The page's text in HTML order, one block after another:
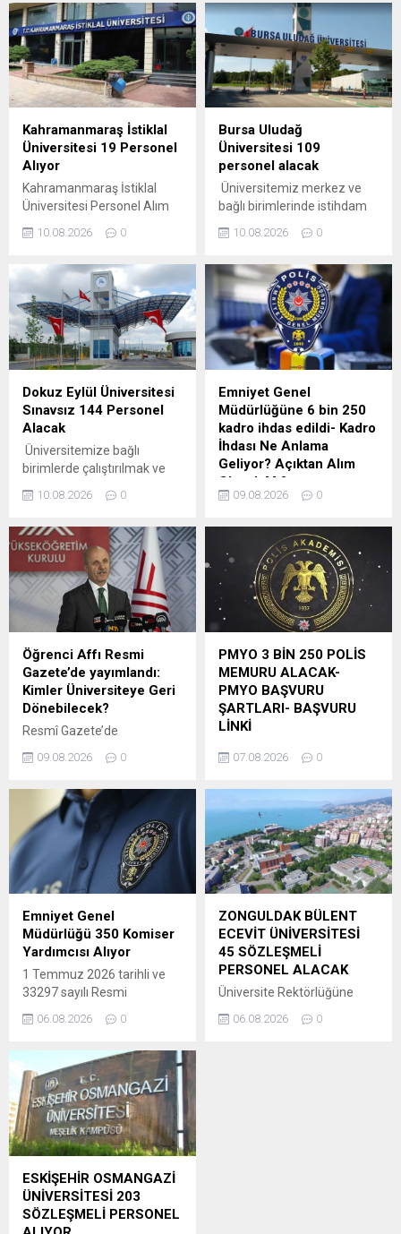
Kahramanmaraş İstiklal
Üniversitesi 19 Personel
Alıyor
Kahramanmaraş İstiklal
Üniversitesi Personel Alım
İlanı yayımlandı. Genel
Şartlar: 1- Başvuracak
özel şartlar ile 657 sayılı
Devlet Memurları
Kanunu’nun 48’inci
maddesinde belirtilen
aşağıdaki genel şartları
taşıması gerekmektedir. a.
Türk vatandaşı olmak. b.
Kamu haklarından mahrum
bulunmamak. c. Türk Ceza
maddesinde belirtilen
süreler geçmiş olsa bile;
kasten işlenen bir suçtan...
10.08.2026 0
Bursa Uludağ
Üniversitesi 109
personel alacak
Üniversitemiz merkez ve
bağlı birimlerinde istihdam
edilmek ve giderleri özel
bütçeden karşılanmak
Memurları Kanunu’nun 4/B
maddesi ile 06/06/1978
tarihli ve 7/15754 sayılı
Bakanlar Kurulu Kararı ile
yürürlüğe konulan
“Sözleşmeli Personel
Çalıştırılmasına İlişkin
Esaslar” uyarınca yazılı ve
sözlü sınav yapılmaksızın
genel şartlar ile pozisyonla
ilgili aranan özel...
10.08.2026 0
Dokuz Eylül Üniversitesi
Sınavsız 144 Personel
Alacak
Üniversitemize bağlı
birimlerde çalıştırılmak ve
karşılanmak üzere 657
Kanununun 4. maddesinin
(B) fıkrasına göre istihdam
edilmek üzere “Sözleşmeli
Personel Çalıştırılmasına
İlişkin Esaslarda Değişiklik
Yapılmasına Dair Esaslar” da
yer alan Ek 2. maddenin (b)
fıkrasına göre aşağıda
belirtilen pozisyonlarda,
2024 KPSS (B) grubu puan
10.08.2026 0
Emniyet Genel
Müdürlüğüne 6 bin 250
kadro ihdas edildi- Kadro
İhdası Ne Anlama
Geliyor? Açıktan Alım
Olacak Mı?
Cumhurbaşkanı Recep
yayımlanan kararnameyle
Emniyet Genel Müdürlüğü
(EGM) bünyesinde toplam
6.250 kadro ihdas edildi.
Merkez teşkilatı: 925
Başmüfettiş200 Merkez
Emniyet Müdürü425
Emniyet Amiri Taşra
teşkilatı: 500 Bilgisayar
İşletmeni4.200 Emniyet
Amiri “ ”
09.08.2026 0
Öğrenci Affı Resmi
Gazete’de yayımlandı:
Kimler Üniversiteye Geri
Dönebilecek?
Resmî Gazete’de
giren 7592 sayılı Kanun ile
kapsamlı bir öğrenci affı
düzenlemesi hayata geçti.
Hazırlık ve intibak dâhil
olmak üzere önlisans, lisans
ve lisansüstü düzeylerde
yükseköğretim kurumlarıyla
ilişiği kesilen öğrenciler ile bir
programı kazanarak kayıt
hakkı elde ettiği hâlde kayıt
yaptıramayanlar, Kanun’da
belirtilen şartlar
çerçevesinde
yükseköğretime yeniden...
09.08.2026 0
PMYO 3 BİN 250 POLİS
MEMURU ALACAK-
PMYO BAŞVURU
ŞARTLARI- BAŞVURU
LİNKİ
Başkanlığına bağlı Polis
2026 – 2027 eğitim –
öğretim yılı 25.Dönem
PMYO eğitimi için (2.560)
erkek ve (630) kadın ile şehit
veya vazife malullerinin eş
veya çocuklarıkapsamında
(60) aday olmak üzere
toplam (3.250) öğrenci alımı
yapılacaktır.Adaylar 07 – 13
Ağustos 2026 tarihleri
http://www.pa.edu.tr
adresinden e-devlet...
07.08.2026 0
Emniyet Genel
Müdürlüğü 350 Komiser
Yardımcısı Alıyor
1 Temmuz 2026 tarihli ve
33297 sayılı Resmi
yürürlüğe giren Bazı
Yapılmasına Dair Kanun ile
4652 sayılı Polis Yüksek
Öğretim Kanununun 15.
Maddesineeklenen“ Fakülte
için sıralamaya esas
alınacak yükseköğretim
kurumları sınavı, taban
puanı ve puan
türüBakanlıkça belirlenir.
Başvuranlar arasından
06.08.2026 0
ZONGULDAK BÜLENT
ECEVİT ÜNİVERSİTESİ
45 SÖZLEŞMELİ
PERSONEL ALACAK
Üniversite Rektörlüğüne
(B) grubu KPSSP3 puanı, Ön
06.08.2026 0
ESKİŞEHİR OSMANGAZİ
ÜNİVERSİTESİ 203
SÖZLEŞMELİ PERSONEL